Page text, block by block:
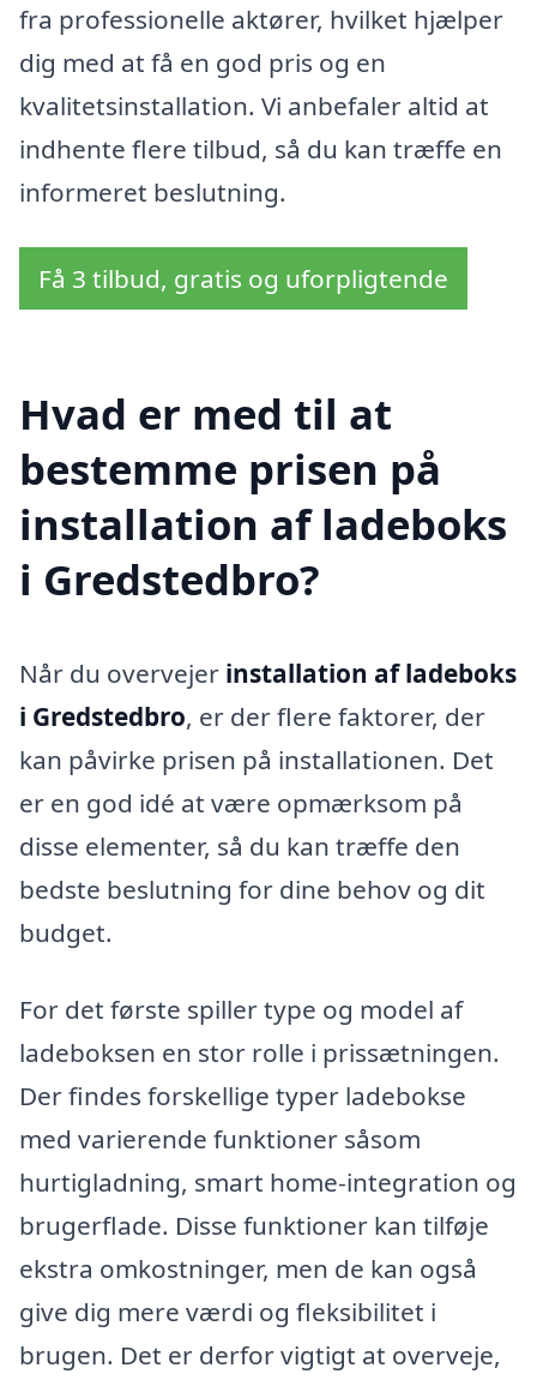
fra professionelle aktører, hvilket hjælper
dig med at få en god pris og en
kvalitetsinstallation. Vi anbefaler altid at
indhente flere tilbud, så du kan træffe en
informeret beslutning.
Få 3 tilbud, gratis og uforpligtende
Hvad er med til at
bestemme prisen på
installation af ladeboks
i Gredstedbro?
Når du overvejer installation af ladeboks
i Gredstedbro, er der flere faktorer, der
kan påvirke prisen på installationen. Det
er en god idé at være opmærksom på
disse elementer, så du kan træffe den
bedste beslutning for dine behov og dit
budget.
For det første spiller type og model af
ladeboksen en stor rolle i prissætningen.
Der findes forskellige typer ladebokse
med varierende funktioner såsom
hurtigladning, smart home-integration og
brugerflade. Disse funktioner kan tilføje
ekstra omkostninger, men de kan også
give dig mere værdi og fleksibilitet i
brugen. Det er derfor vigtigt at overveje,